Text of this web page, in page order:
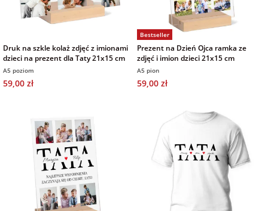
na wieczór
kawalerski
Druk na szkle kolaż zdjęć z imionami
dzieci na prezent dla Taty 21x15 cm
A5 poziom
59,00 zł
Bestseller
Prezent na Dzień Ojca ramka ze
zdjęć i imion dzieci 21x15 cm
A5 pion
59,00 zł